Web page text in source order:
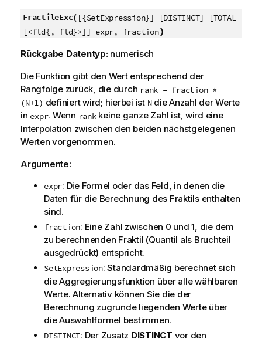
n
w
i
FractileExc( [{SetExpression}] [DISTINCT] [TOTAL
[<fld{, fld}>]] expr, fraction)
Rückgabe Datentyp: numerisch
Die Funktion gibt den Wert entsprechend der
Rangfolge zurück, die durch rank = fraction *
(N+1) definiert wird; hierbei ist Ndie Anzahl der Werte
in expr. Wenn rankkeine ganze Zahl ist, wird eine
Interpolation zwischen den beiden nächstgelegenen
Werten vorgenommen.
Argumente:
expr: Die Formel oder das Feld, in denen die
Daten für die Berechnung des Fraktils enthalten
sind.
fraction: Eine Zahl zwischen 0 und 1, die dem
zu berechnenden Fraktil (Quantil als Bruchteil
ausgedrückt) entspricht.
SetExpression: Standardmäßig berechnet sich
die Aggregierungsfunktion über alle wählbaren
Werte. Alternativ können Sie die der
Berechnung zugrunde liegenden Werte über
die Auswahlformel bestimmen.
DISTINCT: Der Zusatz DISTINCT vor den